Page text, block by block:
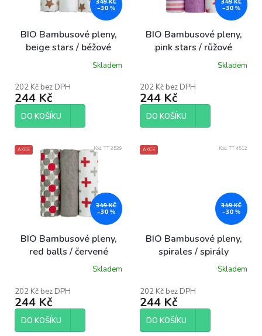
ů
–30 %
BIO Bambusové pleny,
beige stars / béžové
produktu
je
5,0
5
Skladem
202 Kč bez DPH
244 Kč
DO KOŠÍKU
–30 %
BIO Bambusové pleny,
pink stars / růžové
produktu
je
5,0
5
Skladem
202 Kč bez DPH
244 Kč
DO KOŠÍKU
AKCE
349 KČ
–30 %
BIO Bambusové pleny,
red balls / červené
produktu
je
5,0
5
Skladem
202 Kč bez DPH
244 Kč
DO KOŠÍKU
Kód: TT 3539 AKCE
349 KČ
–30 %
BIO Bambusové pleny,
spirales / spirály
produktu
je
5,0
5
Skladem
202 Kč bez DPH
244 Kč
DO KOŠÍKU
Kód: TT 4512